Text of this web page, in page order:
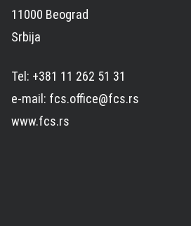
11000 Beograd
Srbija
Tel: +381 11 262 51 31
e-mail: fcs.office@fcs.rs
www.fcs.rs